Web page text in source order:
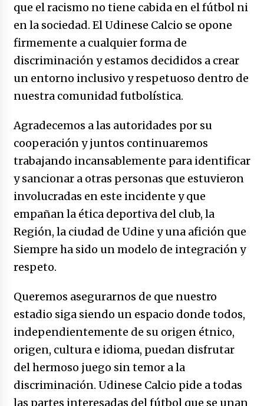
que el racismo no tiene cabida en el fútbol ni
en la sociedad. El Udinese Calcio se opone
firmemente a cualquier forma de
discriminación y estamos decididos a crear
un entorno inclusivo y respetuoso dentro de
nuestra comunidad futbolística.
Agradecemos a las autoridades por su
cooperación y juntos continuaremos
trabajando incansablemente para identificar
y sancionar a otras personas que estuvieron
involucradas en este incidente y que
empañan la ética deportiva del club, la
Región, la ciudad de Udine y una afición que
Siempre ha sido un modelo de integración y
respeto.
Queremos asegurarnos de que nuestro
estadio siga siendo un espacio donde todos,
independientemente de su origen étnico,
origen, cultura e idioma, puedan disfrutar
del hermoso juego sin temor a la
discriminación. Udinese Calcio pide a todas
las partes interesadas del fútbol que se unan